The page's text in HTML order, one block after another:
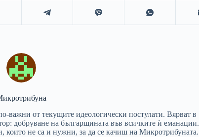
от текущите идеологически постулати. Вярват в
добруване на българщината във всичките ѝ еманации.
които не са и нужни, за да се качиш на Микротрибуната.